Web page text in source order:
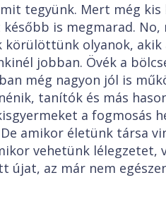
tegyünk. Mert még
később is megmarad.
körülöttünk olyanok,
jobban. Övék a
még nagyon jól is
tanítók és más
a fogmosás
amikor életünk társa
vehetünk lélegzetet,
újat, az már nem